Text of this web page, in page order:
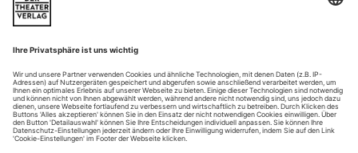
Vier Stück Mensch, in kleinen Kisten abgepackt; vier
Fluchten, vier Mal Alptraum pur – das jüngste Stück des
Dramatikers Thomas Freyer, Jahrgang 1981 und aus Gera,
erzählt mit unerbittlich finstrer Fantasie Geschichten vom
Eingesperrtsein im Ich wie im Wir; und letzter Ausweg
scheint stets nur der Schritt ins Nichts zu sein: so viel Jugend
und schon so viel Tod. So...